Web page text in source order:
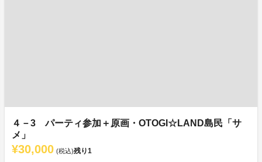
４－3 パーティ参加＋原画・OTOGI☆LAND島民「サ
メ」
¥30,000 (税込)残り1